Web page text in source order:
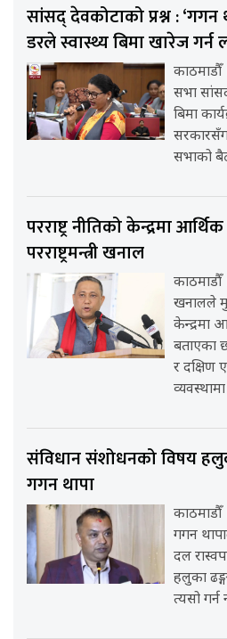
सांसद् देवकोटाको प्रश्न :
डरले स्वास्थ्य बिमा खारेज गर्न
काठमाडौँ
सभा
बिमा
सरकारसँग
सभाको
परराष्ट्र नीतिको केन्द्रमा
परराष्ट्रमन्त्री खनाल
काठमाडौँ
खनालले
केन्द्रमा
बताएका
र दक्षिण
संविधान संशोधनको विषय
गगन थापा
काठमाडौँ
गगन
दल
हलुका
त्यसो